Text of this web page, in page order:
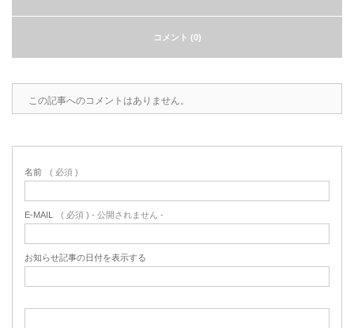
コメント (0)
この記事へのコメントはありません。
名前 ( 必須 )
E-MAIL ( 必須 ) - 公開されません -
お知らせ記事の日付を表示する